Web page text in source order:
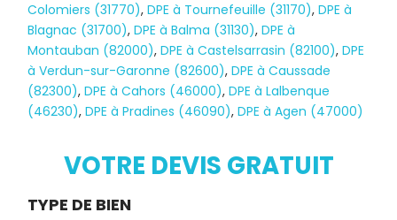
Colomiers (31770),DPE à Tournefeuille (31170),DPE à
Blagnac (31700),DPE à Balma (31130),DPE à
Montauban (82000),DPE à Castelsarrasin (82100),DPE
à Verdun-sur-Garonne (82600),DPE à Caussade
(82300),DPE à Cahors (46000),DPE à Lalbenque
(46230),DPE à Pradines (46090),DPE à Agen (47000)
VOTRE DEVIS GRATUIT
Demande
TYPE DE BIEN